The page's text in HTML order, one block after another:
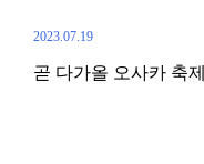
2023.07.19
곧 다가올 오사카 축